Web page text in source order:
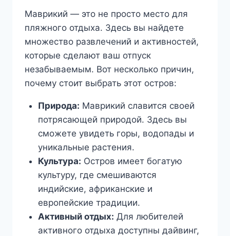
Маврикий — это не просто место для
пляжного отдыха. Здесь вы найдете
множество развлечений и активностей,
которые сделают ваш отпуск
незабываемым. Вот несколько причин,
почему стоит выбрать этот остров:
Природа: Маврикий славится своей
потрясающей природой. Здесь вы
сможете увидеть горы, водопады и
уникальные растения.
Культура: Остров имеет богатую
культуру, где смешиваются
индийские, африканские и
европейские традиции.
Активный отдых: Для любителей
активного отдыха доступны дайвинг,